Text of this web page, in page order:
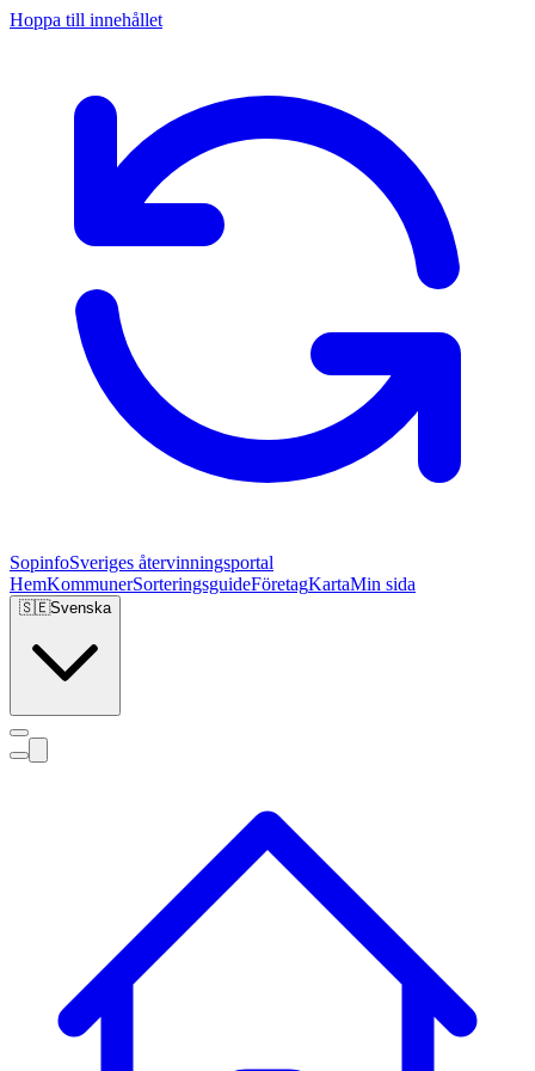
Hoppa till innehållet
SopinfoSveriges återvinningsportal
HemKommunerSorteringsguideFöretagKartaMin sida
🇸🇪Svenska